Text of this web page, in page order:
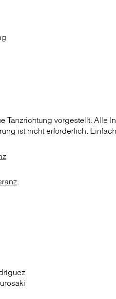
Tanzrichtung vorgestellt. Alle
ist nicht erforderlich.
.